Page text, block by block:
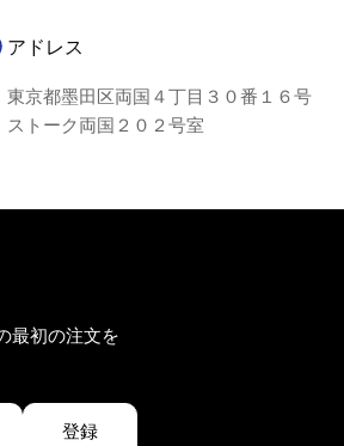
アドレス
東京都墨田区両国４丁目３０番１６号
ストーク両国２０２号室
最初の注文を
登録